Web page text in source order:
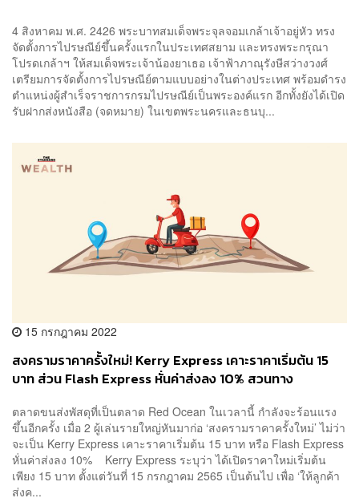
4 สิงหาคม พ.ศ. 2426 พระบาทสมเด็จพระจุลจอมเกล้าเจ้าอยู่หัว ทรง
จัดตั้งการไปรษณีย์ขึ้นครั้งแรกในประเทศสยาม และทรงพระกรุณา
โปรดเกล้าฯ ให้สมเด็จพระเจ้าน้องยาเธอ เจ้าฟ้าภาณุรังษีสว่างวงศ์
เตรียมการจัดตั้งการไปรษณีย์ตามแบบอย่างในต่างประเทศ พร้อมดำรง
ตำแหน่งผู้สำเร็จราชการกรมไปรษณีย์เป็นพระองค์แรก อีกทั้งยังได้เปิด
รับฝากส่งหนังสือ (จดหมาย) ในเขตพระนครและธนบุ...
15 กรกฎาคม 2022
สงครามราคาครั้งใหม่! Kerry Express เคาะราคาเริ่มต้น 15
บาท ส่วน Flash Express หั่นค่าส่งลง 10% สวนทาง
ตลาดขนส่งพัสดุที่เป็นตลาด Red Ocean ในเวลานี้ กำลังจะร้อนแรง
ขึ้นอีกครั้ง เมื่อ 2 ผู้เล่นรายใหญ่หันมาก่อ ‘สงครามราคาครั้งใหม่’ ไม่ว่า
จะเป็น Kerry Express เคาะราคาเริ่มต้น 15 บาท หรือ Flash Express
หั่นค่าส่งลง 10% Kerry Express ระบุว่า ได้เปิดราคาใหม่เริ่มต้น
เพียง 15 บาท ตั้งแต่วันที่ 15 กรกฎาคม 2565 เป็นต้นไป เพื่อ ‘ให้ลูกค้า
ส่งค...